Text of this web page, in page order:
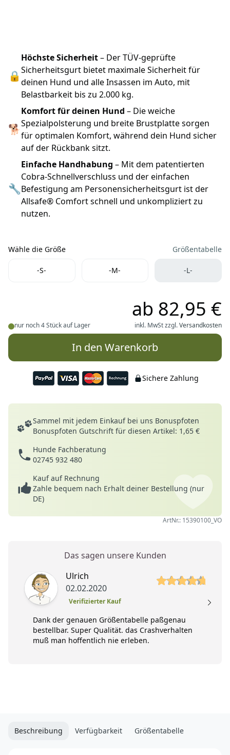
🔒
Höchste Sicherheit– Der TÜV-geprüfte
Sicherheitsgurt bietet maximale Sicherheit für
deinen Hund und alle Insassen im Auto, mit
Belastbarkeit bis zu 2.000 kg.
🐕
Komfort für deinen Hund – Die weiche
Spezialpolsterung und breite Brustplatte sorgen
für optimalen Komfort, während dein Hund sicher
auf der Rückbank sitzt.
🔧
Einfache Handhabung – Mit dem patentierten
Cobra-Schnellverschluss und der einfachen
Befestigung am Personensicherheitsgurt ist der
Allsafe® Comfort schnell und unkompliziert zu
nutzen.
Wähle die Größe Größentabelle
-S- -M- -L-
nur noch 4 Stück auf Lager
ab 82,95 €
inkl. MwSt zzgl.Versandkosten
In den Warenkorb
Sichere Zahlung
Deine Vorteile
Sammel mit jedem Einkauf bei uns Bonuspfoten
Bonuspfoten Gutschrift für diesen Artikel: 1,65 €
Hunde Fachberatung
02745 932 480
Kauf auf Rechnung
Zahle bequem nach Erhalt deiner Bestellung (nur
DE)
ArtNr.: 15390100_VO
Das sagen unsere Kunden
Ulrich
02.02.2020
Verifizierter Kauf
5 von 5 Sterne
Dank der genauen Größentabelle paßgenau
bestellbar. Super Qualität. das Crashverhalten
muß man hoffentlich nie erleben.
Beschreibung Verfügbarkeit Größentabelle